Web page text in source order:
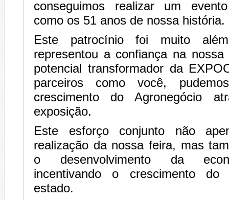
conseguimos realizar um
como os 51 anos de nossa história.
Este patrocínio foi muito
representou a confiança na
potencial transformador da
parceiros como você,
crescimento do Agronegócio
exposição.
Este esforço conjunto não
realização da nossa feira, mas
o desenvolvimento da
incentivando o crescimento do
estado.